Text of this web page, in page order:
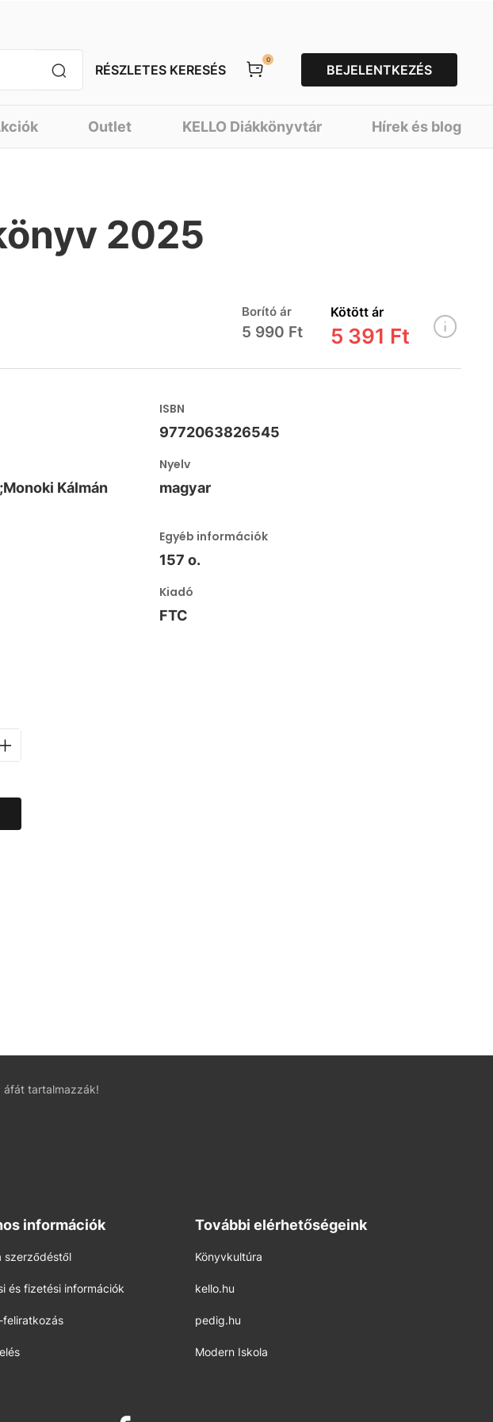
RÉSZLETES KERESÉS
0
BEJELENTKEZÉS
Outlet KELLO Diákkönyvtár Hírek és blog
2025
Borító ár
5 990 Ft
Kötött ár
5 391 Ft
ISBN
9772063826545
Kálmán
Nyelv
magyar
Egyéb információk
157 o.
Kiadó
FTC
áfát tartalmazzák!
információk
szerződéstől
és fizetési információk
feliratkozás
További elérhetőségeink
Könyvkultúra
kello.hu
pedig.hu
Modern Iskola